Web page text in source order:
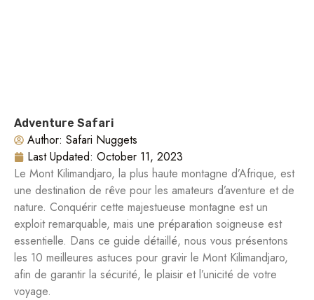
Adventure Safari
Author: Safari Nuggets
Last Updated: October 11, 2023
Le Mont Kilimandjaro, la plus haute montagne d’Afrique, est
une destination de rêve pour les amateurs d’aventure et de
nature. Conquérir cette majestueuse montagne est un
exploit remarquable, mais une préparation soigneuse est
essentielle. Dans ce guide détaillé, nous vous présentons
les 10 meilleures astuces pour gravir le Mont Kilimandjaro,
afin de garantir la sécurité, le plaisir et l’unicité de votre
voyage.